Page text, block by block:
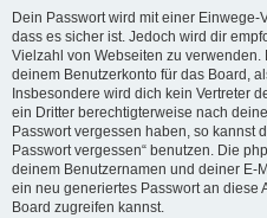
Dein Passwort wird mit einer
dass es sicher ist. Jedoch wird dir
Vielzahl von Webseiten zu
deinem Benutzerkonto für das Board,
Insbesondere wird dich kein Vertreter
ein Dritter berechtigterweise nach
Passwort vergessen haben, so kannst
Passwort vergessen“ benutzen. Die
deinem Benutzernamen und deiner E-
ein neu generiertes Passwort an diese
Board zugreifen kannst.